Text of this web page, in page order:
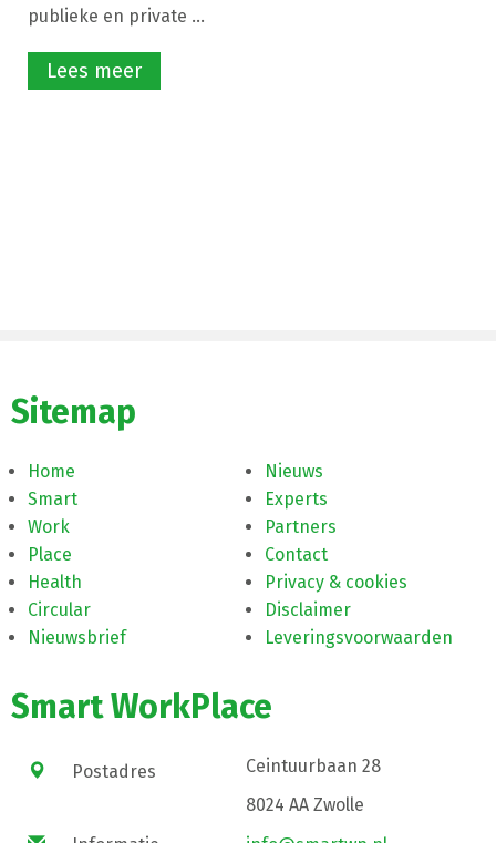
publieke en private ...
Lees meer
Sitemap
Home
Smart
Work
Place
Health
Circular
Nieuwsbrief
Nieuws
Experts
Partners
Contact
Privacy & cookies
Disclaimer
Leveringsvoorwaarden
Smart WorkPlace
Postadres
Ceintuurbaan 28
8024 AA Zwolle